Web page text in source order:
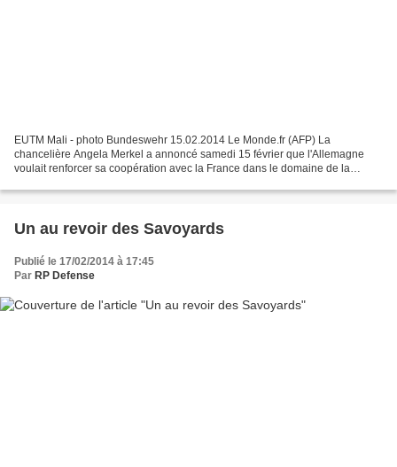
EUTM Mali - photo Bundeswehr 15.02.2014 Le Monde.fr (AFP) La
chancelière Angela Merkel a annoncé samedi 15 février que l'Allemagne
voulait renforcer sa coopération avec la France dans le domaine de la
Un au revoir des Savoyards
Publié le 17/02/2014 à 17:45
Par RP Defense